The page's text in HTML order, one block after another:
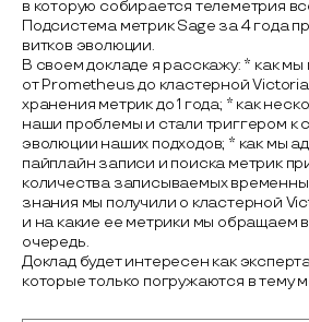
в которую собирается телеметрия
Подсистема метрик Sage за 4 года
витков эволюции.
В своем докладе я расскажу: * как мы
от Prometheus до кластерной
хранения метрик до 1 года; * как
наши проблемы и стали триггером к
эволюции наших подходов; * как мы
пайплайн записи и поиска метрик
количества записываемых
знания мы получили о кластерной
и на какие ее метрики мы обращаем
очередь.
Доклад будет интересен как
которые только погружаются в тему